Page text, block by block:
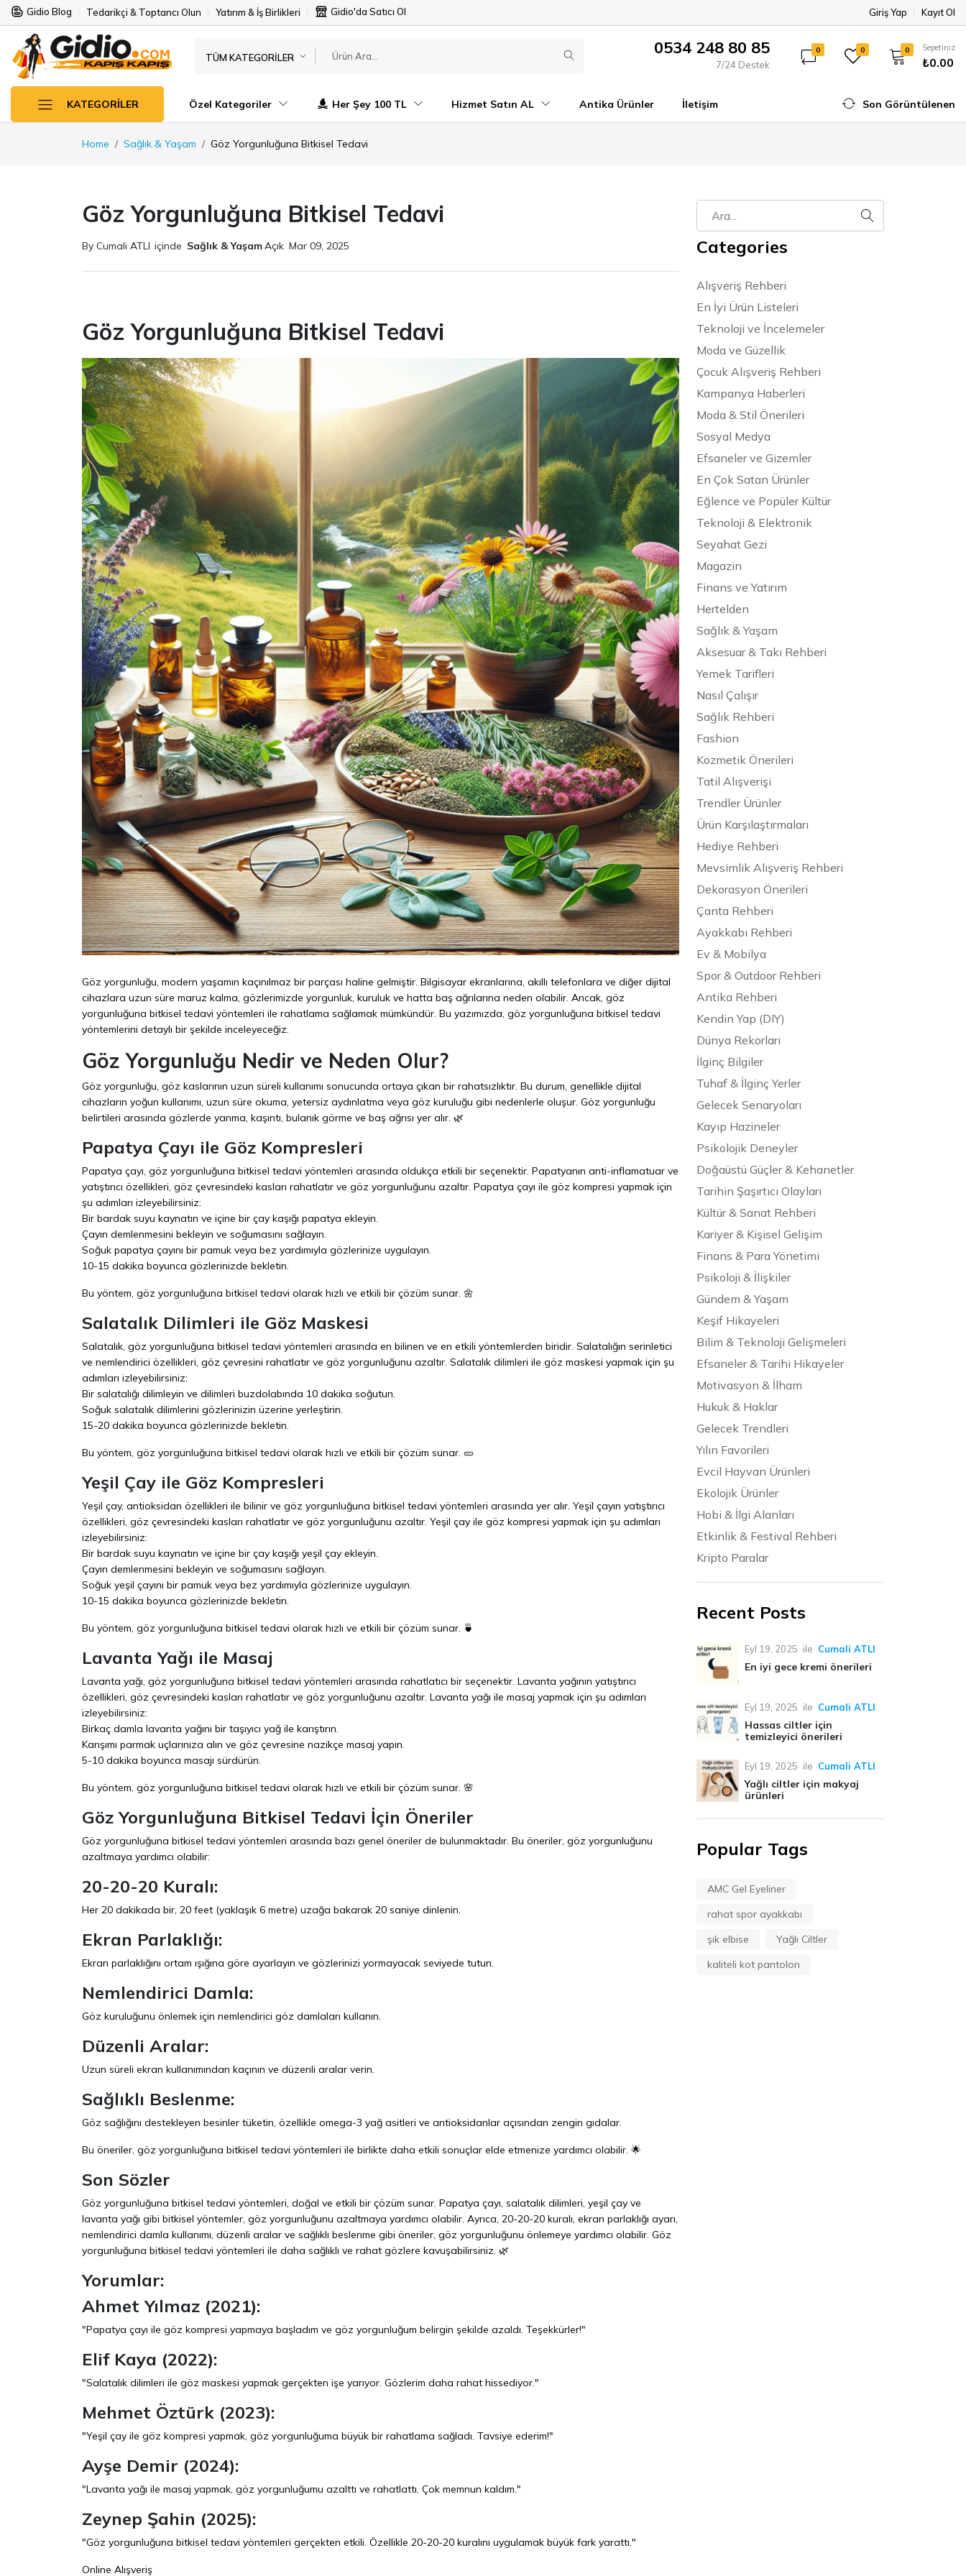
Gidio Blog Tedarikçi & Toptancı Olun Yatırım & İş Birlikleri Gidio'da Satıcı Ol Giriş Yap Kayıt Ol
TÜM KATEGORILER 0534 248 80 85
7/24 Destek
0 0 0 Sepetiniz
₺0.00
KATEGORILER Özel Kategoriler Her Şey 100 TL Hizmet Satın AL Antika Ürünler İletişim Son Görüntülenen
Home Sağlık & Yaşam Göz Yorgunluğuna Bitkisel Tedavi
Göz Yorgunluğuna Bitkisel Tedavi
By Cumali ATLI içinde Sağlık & YaşamAçık Mar 09, 2025
Göz Yorgunluğuna Bitkisel Tedavi
Göz yorgunluğu, modern yaşamın kaçınılmaz bir parçası haline gelmiştir. Bilgisayar ekranlarına, akıllı telefonlara ve diğer dijital
cihazlara uzun süre maruz kalma, gözlerimizde yorgunluk, kuruluk ve hatta baş ağrılarına neden olabilir. Ancak, göz
yorgunluğuna bitkisel tedavi yöntemleri ile rahatlama sağlamak mümkündür. Bu yazımızda, göz yorgunluğuna bitkisel tedavi
yöntemlerini detaylı bir şekilde inceleyeceğiz.
Göz Yorgunluğu Nedir ve Neden Olur?
Göz yorgunluğu, göz kaslarının uzun süreli kullanımı sonucunda ortaya çıkan bir rahatsızlıktır. Bu durum, genellikle dijital
cihazların yoğun kullanımı, uzun süre okuma, yetersiz aydınlatma veya göz kuruluğu gibi nedenlerle oluşur. Göz yorgunluğu
belirtileri arasında gözlerde yanma, kaşıntı, bulanık görme ve baş ağrısı yer alır. 🌿
Papatya Çayı ile Göz Kompresleri
Papatya çayı, göz yorgunluğuna bitkisel tedavi yöntemleri arasında oldukça etkili bir seçenektir. Papatyanın anti-inflamatuar ve
yatıştırıcı özellikleri, göz çevresindeki kasları rahatlatır ve göz yorgunluğunu azaltır. Papatya çayı ile göz kompresi yapmak için
şu adımları izleyebilirsiniz:
Bir bardak suyu kaynatın ve içine bir çay kaşığı papatya ekleyin.
Çayın demlenmesini bekleyin ve soğumasını sağlayın.
Soğuk papatya çayını bir pamuk veya bez yardımıyla gözlerinize uygulayın.
10-15 dakika boyunca gözlerinizde bekletin.
Bu yöntem, göz yorgunluğuna bitkisel tedavi olarak hızlı ve etkili bir çözüm sunar. 🌼
Salatalık Dilimleri ile Göz Maskesi
Salatalık, göz yorgunluğuna bitkisel tedavi yöntemleri arasında en bilinen ve en etkili yöntemlerden biridir. Salatalığın serinletici
ve nemlendirici özellikleri, göz çevresini rahatlatır ve göz yorgunluğunu azaltır. Salatalık dilimleri ile göz maskesi yapmak için şu
adımları izleyebilirsiniz:
Bir salatalığı dilimleyin ve dilimleri buzdolabında 10 dakika soğutun.
Soğuk salatalık dilimlerini gözlerinizin üzerine yerleştirin.
15-20 dakika boyunca gözlerinizde bekletin.
Bu yöntem, göz yorgunluğuna bitkisel tedavi olarak hızlı ve etkili bir çözüm sunar. 🥒
Yeşil Çay ile Göz Kompresleri
Yeşil çay, antioksidan özellikleri ile bilinir ve göz yorgunluğuna bitkisel tedavi yöntemleri arasında yer alır. Yeşil çayın yatıştırıcı
özellikleri, göz çevresindeki kasları rahatlatır ve göz yorgunluğunu azaltır. Yeşil çay ile göz kompresi yapmak için şu adımları
izleyebilirsiniz:
Bir bardak suyu kaynatın ve içine bir çay kaşığı yeşil çay ekleyin.
Çayın demlenmesini bekleyin ve soğumasını sağlayın.
Soğuk yeşil çayını bir pamuk veya bez yardımıyla gözlerinize uygulayın.
10-15 dakika boyunca gözlerinizde bekletin.
Bu yöntem, göz yorgunluğuna bitkisel tedavi olarak hızlı ve etkili bir çözüm sunar. 🍵
Lavanta Yağı ile Masaj
Lavanta yağı, göz yorgunluğuna bitkisel tedavi yöntemleri arasında rahatlatıcı bir seçenektir. Lavanta yağının yatıştırıcı
özellikleri, göz çevresindeki kasları rahatlatır ve göz yorgunluğunu azaltır. Lavanta yağı ile masaj yapmak için şu adımları
izleyebilirsiniz:
Birkaç damla lavanta yağını bir taşıyıcı yağ ile karıştırın.
Karışımı parmak uçlarınıza alın ve göz çevresine nazikçe masaj yapın.
5-10 dakika boyunca masajı sürdürün.
Bu yöntem, göz yorgunluğuna bitkisel tedavi olarak hızlı ve etkili bir çözüm sunar. 🌸
Göz Yorgunluğuna Bitkisel Tedavi İçin Öneriler
Göz yorgunluğuna bitkisel tedavi yöntemleri arasında bazı genel öneriler de bulunmaktadır. Bu öneriler, göz yorgunluğunu
azaltmaya yardımcı olabilir:
20-20-20 Kuralı:
Her 20 dakikada bir, 20 feet (yaklaşık 6 metre) uzağa bakarak 20 saniye dinlenin.
Ekran Parlaklığı:
Ekran parlaklığını ortam ışığına göre ayarlayın ve gözlerinizi yormayacak seviyede tutun.
Nemlendirici Damla:
Göz kuruluğunu önlemek için nemlendirici göz damlaları kullanın.
Düzenli Aralar:
Uzun süreli ekran kullanımından kaçının ve düzenli aralar verin.
Sağlıklı Beslenme:
Göz sağlığını destekleyen besinler tüketin, özellikle omega-3 yağ asitleri ve antioksidanlar açısından zengin gıdalar.
Bu öneriler, göz yorgunluğuna bitkisel tedavi yöntemleri ile birlikte daha etkili sonuçlar elde etmenize yardımcı olabilir. 🌟
Son Sözler
Göz yorgunluğuna bitkisel tedavi yöntemleri, doğal ve etkili bir çözüm sunar. Papatya çayı, salatalık dilimleri, yeşil çay ve
lavanta yağı gibi bitkisel yöntemler, göz yorgunluğunu azaltmaya yardımcı olabilir. Ayrıca, 20-20-20 kuralı, ekran parlaklığı ayarı,
nemlendirici damla kullanımı, düzenli aralar ve sağlıklı beslenme gibi öneriler, göz yorgunluğunu önlemeye yardımcı olabilir. Göz
yorgunluğuna bitkisel tedavi yöntemleri ile daha sağlıklı ve rahat gözlere kavuşabilirsiniz. 🌿
Yorumlar:
Ahmet Yılmaz (2021):
"Papatya çayı ile göz kompresi yapmaya başladım ve göz yorgunluğum belirgin şekilde azaldı. Teşekkürler!"
Elif Kaya (2022):
"Salatalık dilimleri ile göz maskesi yapmak gerçekten işe yarıyor. Gözlerim daha rahat hissediyor."
Mehmet Öztürk (2023):
"Yeşil çay ile göz kompresi yapmak, göz yorgunluğuma büyük bir rahatlama sağladı. Tavsiye ederim!"
Ayşe Demir (2024):
"Lavanta yağı ile masaj yapmak, göz yorgunluğumu azalttı ve rahatlattı. Çok memnun kaldım."
Zeynep Şahin (2025):
"Göz yorgunluğuna bitkisel tedavi yöntemleri gerçekten etkili. Özellikle 20-20-20 kuralını uygulamak büyük fark yarattı."
Online Alışveriş
Categories
Alışveriş Rehberi
En İyi Ürün Listeleri
Teknoloji ve İncelemeler
Moda ve Güzellik
Çocuk Alışveriş Rehberi
Kampanya Haberleri
Moda & Stil Önerileri
Sosyal Medya
Efsaneler ve Gizemler
En Çok Satan Ürünler
Eğlence ve Popüler Kültür
Teknoloji & Elektronik
Seyahat Gezi
Magazin
Finans ve Yatırım
Hertelden
Sağlık & Yaşam
Aksesuar & Takı Rehberi
Yemek Tarifleri
Nasıl Çalışır
Sağlık Rehberi
Fashion
Kozmetik Önerileri
Tatil Alışverişi
Trendler Ürünler
Ürün Karşılaştırmaları
Hediye Rehberi
Mevsimlik Alışveriş Rehberi
Dekorasyon Önerileri
Çanta Rehberi
Ayakkabı Rehberi
Ev & Mobilya
Spor & Outdoor Rehberi
Antika Rehberi
Kendin Yap (DIY)
Dünya Rekorları
İlginç Bilgiler
Tuhaf & İlginç Yerler
Gelecek Senaryoları
Kayıp Hazineler
Psikolojik Deneyler
Doğaüstü Güçler & Kehanetler
Tarihin Şaşırtıcı Olayları
Kültür & Sanat Rehberi
Kariyer & Kişisel Gelişim
Finans & Para Yönetimi
Psikoloji & İlişkiler
Gündem & Yaşam
Keşif Hikayeleri
Bilim & Teknoloji Gelişmeleri
Efsaneler & Tarihi Hikayeler
Motivasyon & İlham
Hukuk & Haklar
Gelecek Trendleri
Yılın Favorileri
Evcil Hayvan Ürünleri
Ekolojik Ürünler
Hobi & İlgi Alanları
Etkinlik & Festival Rehberi
Kripto Paralar
Recent Posts
Eyl 19, 2025 ile Cumali ATLI
En iyi gece kremi önerileri
Eyl 19, 2025 ile Cumali ATLI
Hassas ciltler için
temizleyici önerileri
Eyl 19, 2025 ile Cumali ATLI
Yağlı ciltler için makyaj
ürünleri
Popular Tags
AMC Gel Eyeliner
rahat spor ayakkabı
şık elbise
Yağlı Ciltler
kaliteli kot pantolon